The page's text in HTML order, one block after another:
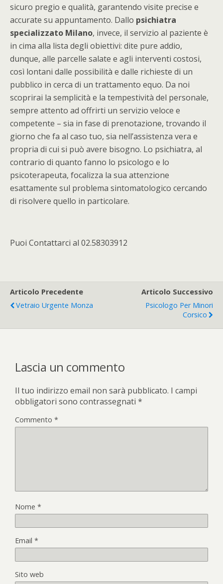
sicuro pregio e qualità, garantendo visite precise e
accurate su appuntamento. Dallo psichiatra
specializzato Milano, invece, il servizio al paziente è
in cima alla lista degli obiettivi: dite pure addio,
dunque, alle parcelle salate e agli interventi costosi,
così lontani dalle possibilità e dalle richieste di un
pubblico in cerca di un trattamento equo. Da noi
scoprirai la semplicità e la tempestività del personale,
sempre attento ad offrirti un servizio veloce e
competente – sia in fase di prenotazione, trovando il
giorno che fa al caso tuo, sia nell’assistenza vera e
propria di cui si può avere bisogno. Lo psichiatra, al
contrario di quanto fanno lo psicologo e lo
psicoterapeuta, focalizza la sua attenzione
esattamente sul problema sintomatologico cercando
di risolvere quello in particolare.
Puoi Contattarci al 02.58303912
Articolo Precedente
Vetraio Urgente Monza
Articolo Successivo
Psicologo Per Minori
Corsico
Lascia un commento
Il tuo indirizzo email non sarà pubblicato. I campi
obbligatori sono contrassegnati *
Commento *
Nome *
Email *
Sito web